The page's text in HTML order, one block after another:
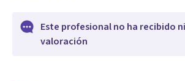
Este profesional no ha recibido
valoración